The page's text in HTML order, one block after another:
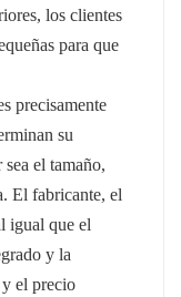
los clientes
para que
precisamente
su
el tamaño,
El fabricante, el
igual que el
y la
el precio